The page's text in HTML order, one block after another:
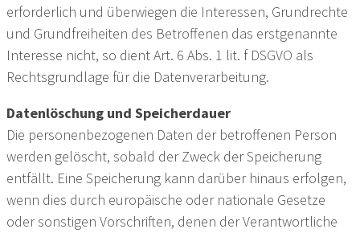
erforderlich und überwiegen die Interessen, Grundrechte
und Grundfreiheiten des Betroffenen das erstgenannte
Interesse nicht, so dient Art. 6 Abs. 1 lit. f DSGVO als
Rechtsgrundlage für die Datenverarbeitung.
Datenlöschung und Speicherdauer
Die personenbezogenen Daten der betroffenen Person
werden gelöscht, sobald der Zweck der Speicherung
entfällt. Eine Speicherung kann darüber hinaus erfolgen,
wenn dies durch europäische oder nationale Gesetze
oder sonstigen Vorschriften, denen der Verantwortliche